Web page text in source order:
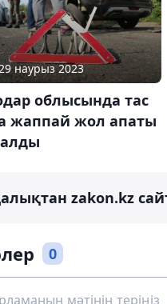
наурыз 2023
облысында тас
жаппай жол апаты
zakon.kz
0